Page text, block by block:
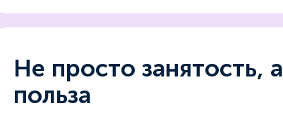
Не просто занятость, а
польза